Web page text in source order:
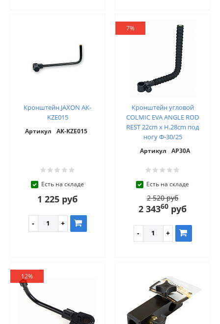
Кронштейн JAXON АК-
KZE015
Артикул AK-KZE015
Есть на складе
1 225 руб
7%
Кронштейн угловой
COLMIC EVA ANGLE ROD
REST 22cm x H.28cm под
ногу Ф-30/25
Артикул AP30A
Есть на складе
2 520 руб
2 34360 руб
12%